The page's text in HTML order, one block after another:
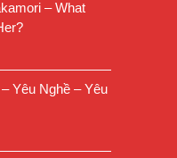
– What
Yêu Nghề – Yêu